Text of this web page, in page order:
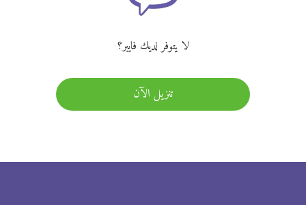
لا يتوفر لديك فايبر؟
تنزيل الآن